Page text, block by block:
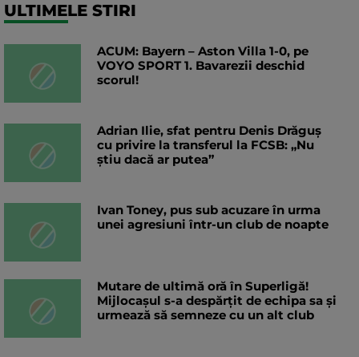
ULTIMELE STIRI
ACUM: Bayern – Aston Villa 1-0, pe
VOYO SPORT 1. Bavarezii deschid
scorul!
Adrian Ilie, sfat pentru Denis Drăguș
cu privire la transferul la FCSB: „Nu
știu dacă ar putea”
Ivan Toney, pus sub acuzare în urma
unei agresiuni într-un club de noapte
Mutare de ultimă oră în Superligă!
Mijlocașul s-a despărțit de echipa sa și
urmează să semneze cu un alt club